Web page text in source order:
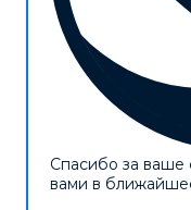
Спасибо за
вами в